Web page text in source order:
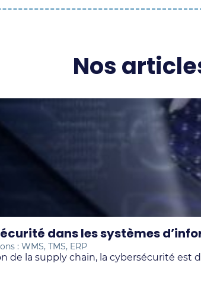
Nos
dans les systèmes
: WMS, TMS, ERP
de la supply chain, la cybersécurité